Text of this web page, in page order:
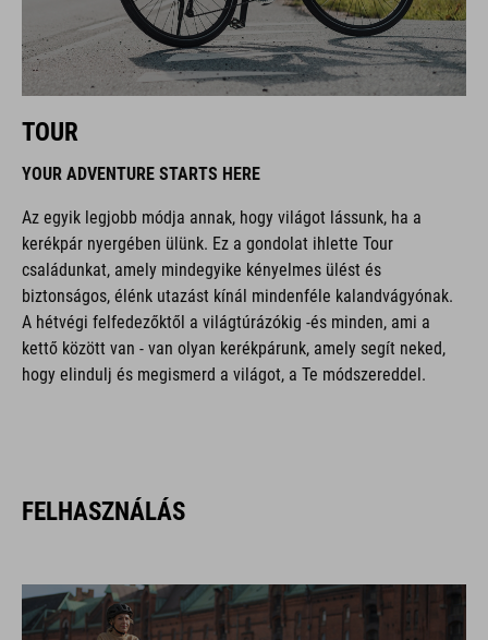
TOUR
YOUR ADVENTURE STARTS HERE
Az egyik legjobb módja annak, hogy világot lássunk, ha a
kerékpár nyergében ülünk. Ez a gondolat ihlette Tour
családunkat, amely mindegyike kényelmes ülést és
biztonságos, élénk utazást kínál mindenféle kalandvágyónak.
A hétvégi felfedezőktől a világtúrázókig -és minden, ami a
kettő között van - van olyan kerékpárunk, amely segít neked,
hogy elindulj és megismerd a világot, a Te módszereddel.
FELHASZNÁLÁS